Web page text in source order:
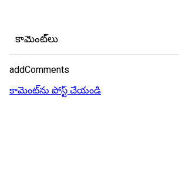
కామెంట్‌లు
addComments
కామెంట్‌ను పోస్ట్ చేయండి